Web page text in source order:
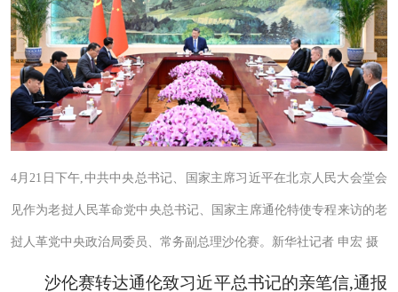
4月21日下午,中共中央总书记、国家主席习近平在北京人民大会堂会
见作为老挝人民革命党中央总书记、国家主席通伦特使专程来访的老
挝人革党中央政治局委员、常务副总理沙伦赛。新华社记者 申宏 摄
沙伦赛转达通伦致习近平总书记的亲笔信,通报